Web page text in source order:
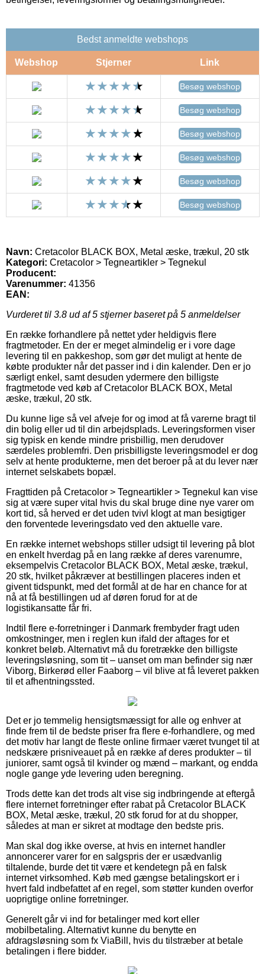
Bedst anmeldte webshops
Webshop Stjerner Link
Besøg webshop
Besøg webshop
Besøg webshop
Besøg webshop
Besøg webshop
Besøg webshop
Navn: Cretacolor BLACK BOX, Metal æske, trækul, 20 stk
Kategori: Cretacolor > Tegneartikler > Tegnekul
Producent:
Varenummer: 41356
EAN:
Vurderet til 3.8 ud af 5 stjerner baseret på 5 anmeldelser
En række forhandlere på nettet yder heldigvis flere
fragtmetoder. En der er meget almindelig er i vore dage
levering til en pakkeshop, som gør det muligt at hente de
købte produkter når det passer ind i din kalender. Den er jo
særligt enkel, samt desuden ydermere den billigste
fragtmetode ved køb af Cretacolor BLACK BOX, Metal
æske, trækul, 20 stk.
Du kunne lige så vel afveje for og imod at få varerne bragt til
din bolig eller ud til din arbejdsplads. Leveringsformen viser
sig typisk en kende mindre prisbillig, men derudover
særdeles problemfri. Den prisbilligste leveringsmodel er dog
selv at hente produkterne, men det beroer på at du lever nær
internet selskabets bopæl.
Fragttiden på Cretacolor > Tegneartikler > Tegnekul kan vise
sig at være super vital hvis du skal bruge dine nye varer om
kort tid, så herved er det uden tvivl klogt at man besigtiger
den forventede leveringsdato ved den aktuelle vare.
En række internet webshops stiller udsigt til levering på blot
en enkelt hverdag på en lang række af deres varenumre,
eksempelvis Cretacolor BLACK BOX, Metal æske, trækul,
20 stk, hvilket påkræver at bestillingen placeres inden et
givent tidspunkt, med det formål at de har en chance for at
nå at få bestillingen ud af døren forud for at de
logistikansatte får fri.
Indtil flere e-forretninger i Danmark frembyder fragt uden
omkostninger, men i reglen kun ifald der aftages for et
konkret beløb. Alternativt må du foretrække den billigste
leveringsløsning, som tit – uanset om man befinder sig nær
Viborg, Birkerød eller Faaborg – vil blive at få leveret pakken
til et afhentningssted.
Det er jo temmelig hensigtsmæssigt for alle og enhver at
finde frem til de bedste priser fra flere e-forhandlere, og med
det motiv har langt de fleste online firmaer været tvunget til at
nedskære prisniveauet på en række af deres produkter – til
juniorer, samt også til kvinder og mænd – markant, og endda
nogle gange yde levering uden beregning.
Trods dette kan det trods alt vise sig indbringende at eftergå
flere internet forretninger efter rabat på Cretacolor BLACK
BOX, Metal æske, trækul, 20 stk forud for at du shopper,
således at man er sikret at modtage den bedste pris.
Man skal dog ikke overse, at hvis en internet handler
annoncerer varer for en salgspris der er usædvanlig
tiltalende, burde det tit være et kendetegn på en falsk
internet virksomhed. Køb med gængse betalingskort er i
hvert fald indbefattet af en regel, som støtter kunden overfor
uoprigtige online forretninger.
Generelt går vi ind for betalinger med kort eller
mobilbetaling. Alternativt kunne du benytte en
afdragsløsning som fx ViaBill, hvis du tilstræber at betale
betalingen i flere bidder.